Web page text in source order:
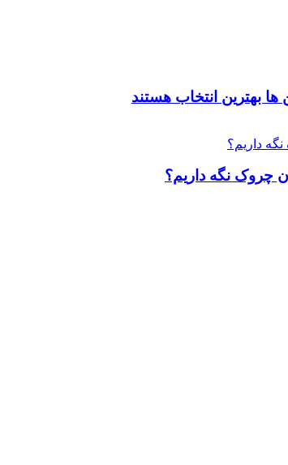
بهترین انتخاب هستند
چروک نگه داریم؟